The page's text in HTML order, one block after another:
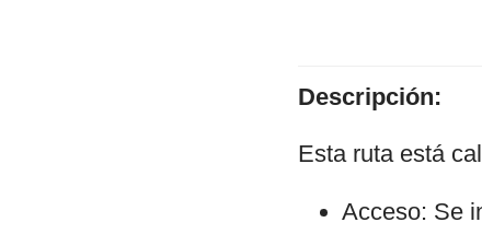
Descripción:
Esta ruta está
Acceso: Se